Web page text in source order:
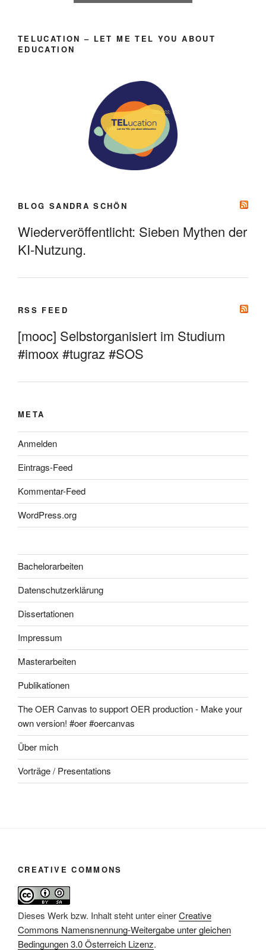
TELUCATION – LET ME TEL YOU ABOUT
EDUCATION
BLOG SANDRA SCHÖN
Wiederveröffentlicht: Sieben Mythen der
KI-Nutzung.
RSS FEED
[mooc] Selbstorganisiert im Studium
#imoox #tugraz #SOS
META
Anmelden
Eintrags-Feed
Kommentar-Feed
WordPress.org
Bachelorarbeiten
Datenschutzerklärung
Dissertationen
Impressum
Masterarbeiten
Publikationen
The OER Canvas to support OER production - Make your
own version! #oer #oercanvas
Über mich
Vorträge / Presentations
CREATIVE COMMONS
Dieses Werk bzw. Inhalt steht unter einerCreative
Commons Namensnennung-Weitergabe unter gleichen
Bedingungen 3.0 Österreich Lizenz.